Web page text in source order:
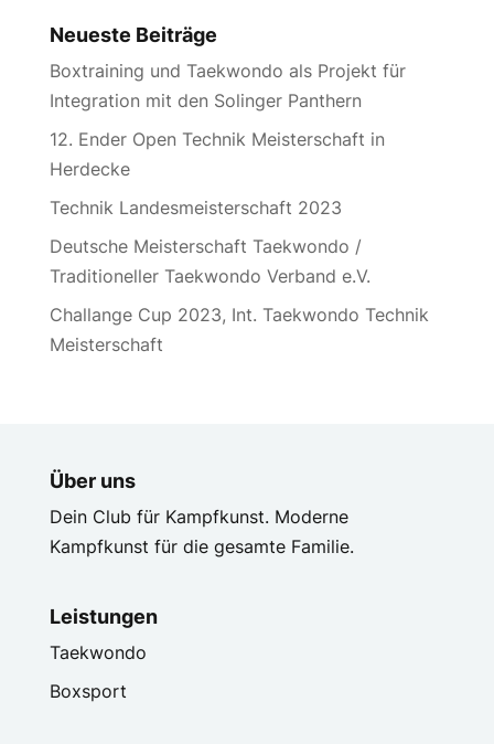
Neueste Beiträge
Boxtraining und Taekwondo als Projekt für
Integration mit den Solinger Panthern
12. Ender Open Technik Meisterschaft in
Herdecke
Technik Landesmeisterschaft 2023
Deutsche Meisterschaft Taekwondo /
Traditioneller Taekwondo Verband e.V.
Challange Cup 2023, Int. Taekwondo Technik
Meisterschaft
Über uns
Dein Club für Kampfkunst. Moderne
Kampfkunst für die gesamte Familie.
Leistungen
Taekwondo
Boxsport